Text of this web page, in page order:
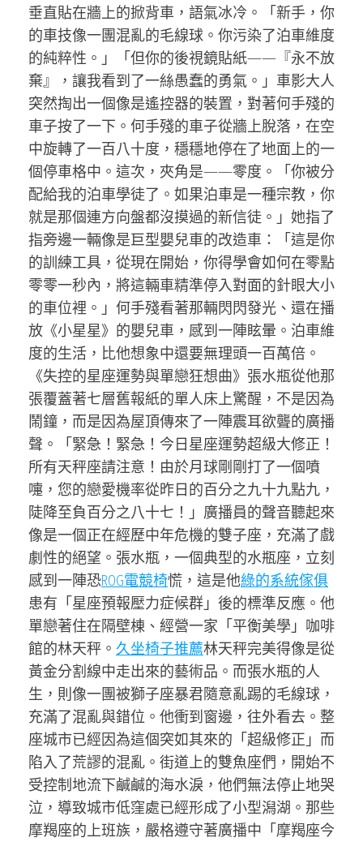
垂直貼在牆上的掀背車，語氣冰冷。「新手，你
的車技像一團混亂的毛線球。你污染了泊車維度
的純粹性。」「但你的後視鏡貼紙——『永不放
棄』，讓我看到了一絲愚蠢的勇氣。」車影大人
突然掏出一個像是遙控器的裝置，對著何手殘的
車子按了一下。何手殘的車子從牆上脫落，在空
中旋轉了一百八十度，穩穩地停在了地面上的一
個停車格中。這次，夾角是——零度。「你被分
配給我的泊車學徒了。如果泊車是一種宗教，你
就是那個連方向盤都沒摸過的新信徒。」她指了
指旁邊一輛像是巨型嬰兒車的改造車：「這是你
的訓練工具，從現在開始，你得學會如何在零點
零零一秒內，將這輛車精準停入對面的針眼大小
的車位裡。」何手殘看著那輛閃閃發光、還在播
放《小星星》的嬰兒車，感到一陣眩暈。泊車維
度的生活，比他想象中還要無理頭一百萬倍。
《失控的星座運勢與單戀狂想曲》張水瓶從他那
張覆蓋著七層舊報紙的單人床上驚醒，不是因為
鬧鐘，而是因為屋頂傳來了一陣震耳欲聾的廣播
聲。「緊急！緊急！今日星座運勢超級大修正！
所有天秤座請注意！由於月球剛剛打了一個噴
嚏，您的戀愛機率從昨日的百分之九十九點九，
陡降至負百分之八十七！」廣播員的聲音聽起來
像是一個正在經歷中年危機的雙子座，充滿了戲
劇性的絕望。張水瓶，一個典型的水瓶座，立刻
感到一陣恐ROG電競椅慌，這是他綠的系統傢俱
患有「星座預報壓力症候群」後的標準反應。他
單戀著住在隔壁棟、經營一家「平衡美學」咖啡
館的林天秤。 久坐椅子推薦林天秤完美得像是從
黃金分割線中走出來的藝術品。而張水瓶的人
生，則像一團被獅子座暴君隨意亂踢的毛線球，
充滿了混亂與錯位。他衝到窗邊，往外看去。整
座城市已經因為這個突如其來的「超級修正」而
陷入了荒謬的混亂。街道上的雙魚座們，開始不
受控制地流下鹹鹹的海水淚，他們無法停止地哭
泣，導致城市低窪處已經形成了小型潟湖。那些
摩羯座的上班族，嚴格遵守著廣播中「摩羯座今